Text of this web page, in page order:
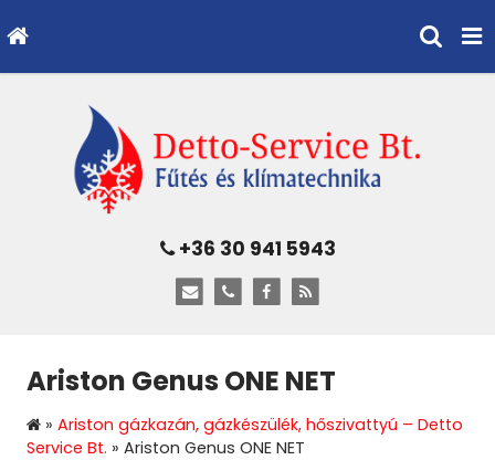
+36 30 941 5943
Ariston Genus ONE NET
» Ariston gázkazán, gázkészülék, hőszivattyú – Detto
Service Bt. » Ariston Genus ONE NET